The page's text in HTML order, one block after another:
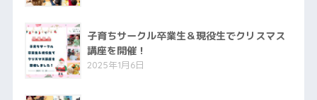
子育ちサークル卒業生＆現役生でクリスマス
講座を開催！
2025年1月6日